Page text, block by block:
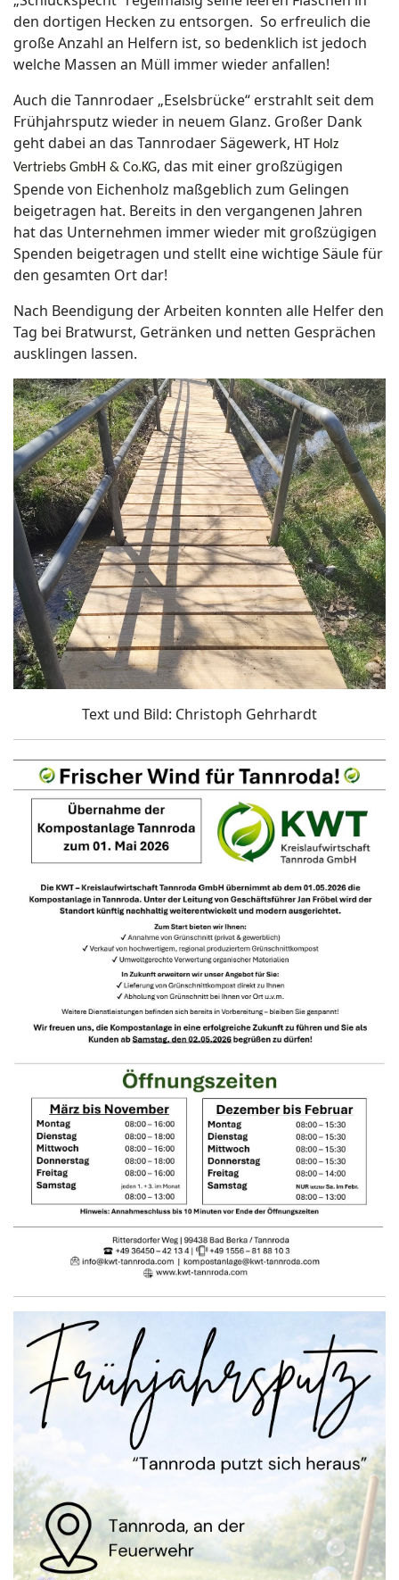
den dortigen Hecken zu entsorgen. So erfreulich die
große Anzahl an Helfern ist, so bedenklich ist jedoch
welche Massen an Müll immer wieder anfallen!
Auch die Tannrodaer „Eselsbrücke“ erstrahlt seit dem
Frühjahrsputz wieder in neuem Glanz. Großer Dank
geht dabei an das Tannrodaer Sägewerk, HT Holz
Vertriebs GmbH & Co.KG, das mit einer großzügigen
Spende von Eichenholz maßgeblich zum Gelingen
beigetragen hat. Bereits in den vergangenen Jahren
hat das Unternehmen immer wieder mit großzügigen
Spenden beigetragen und stellt eine wichtige Säule für
den gesamten Ort dar!
Nach Beendigung der Arbeiten konnten alle Helfer den
Tag bei Bratwurst, Getränken und netten Gesprächen
ausklingen lassen.
Text und Bild: Christoph Gehrhardt